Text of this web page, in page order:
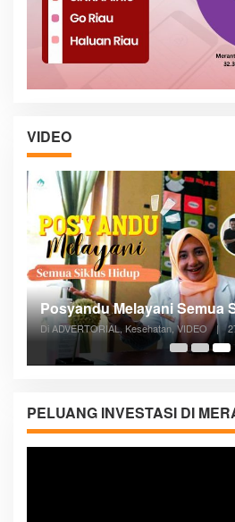
VIDEO
Posyandu Melayani Semua
Di ADVERTORIAL, Kesehatan, VIDEO |
PELUANG INVESTASI DI